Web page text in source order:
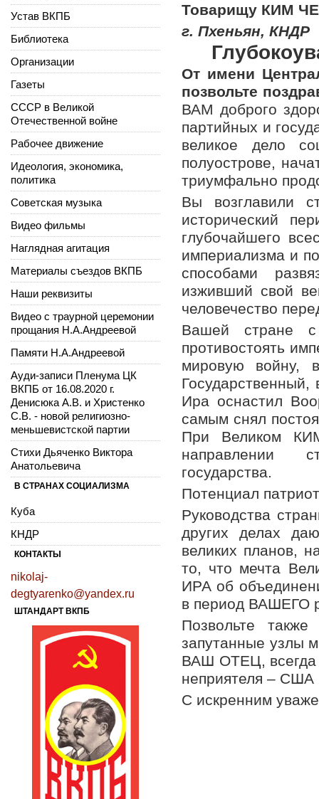
Товарищу КИМ
г. Пхеньян, КНДР
От имени
позвольте
ВАМ доброго
партийных и
великое дело
полуострове,
триумфально
Вы возглавили
исторический
глубочайшего
империализма и
способами
изживший свой
человечество
Вашей стране с
противостоять
мировую войну,
Ира оснастил
самым снял
При Великом
направлении
государства.
Потенциал
Руководства
других делах
великих планов,
то, что мечта
ИРА об
в период ВАШЕГО
Позвольте
запутанные узлы
ВАШ ОТЕЦ, всегда
неприятеля –
С искренним
Устав ВКПБ
Библиотека
Организации
Газеты
СССР в Великой
Отечественной войне
Рабочее движение
Идеология, экономика,
политика
Советская музыка
Видео фильмы
Наглядная агитация
Материалы съездов ВКПБ
Наши реквизиты
Видео с траурной церемонии
прощания Н.А.Андреевой
Памяти Н.А.Андреевой
Ауди-записи Пленума ЦК
ВКПБ от 16.08.2020 г.
Денисюка А.В. и Христенко
С.В. - новой религиозно-
меньшевистской партии
Стихи Дьяченко Виктора
Анатольевича
В СТРАНАХ СОЦИАЛИЗМА
Куба
КНДР
КОНТАКТЫ
nikolaj-
degtyarenko@yandex.ru
ШТАНДАРТ ВКПБ